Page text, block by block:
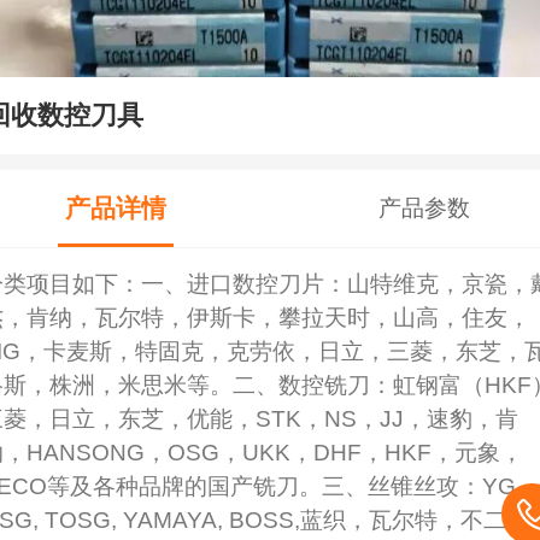
收数控刀具
产品详情 产品参数
项目如下：一、进口数控刀片：山特维克，京瓷，
肯纳，瓦尔特，伊斯卡，攀拉天时，山高，住友，
，卡麦斯，特固克，克劳依，日立，三菱，东芝，
，株洲，米思米等。二、数控铣刀：虹钢富（HKF
，日立，东芝，优能，STK，NS，JJ，速豹，肯
HANSONG，OSG，UKK，DHF，HKF，元象，
等及各种品牌的国产铣刀。三、丝锥丝攻：YG，
TOSG, YAMAYA, BOSS,蓝织，瓦尔特，不二越